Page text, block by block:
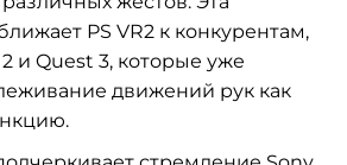
PS VR2 к конкурентам,
и Quest 3, которые уже
движений рук как